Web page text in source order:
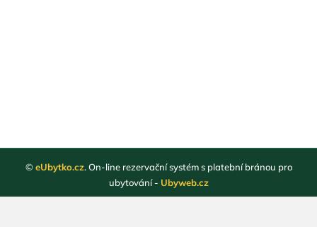
© eUbytko.cz. On-line rezervační systém s platební bránou pro
ubytování - Ubyweb.cz